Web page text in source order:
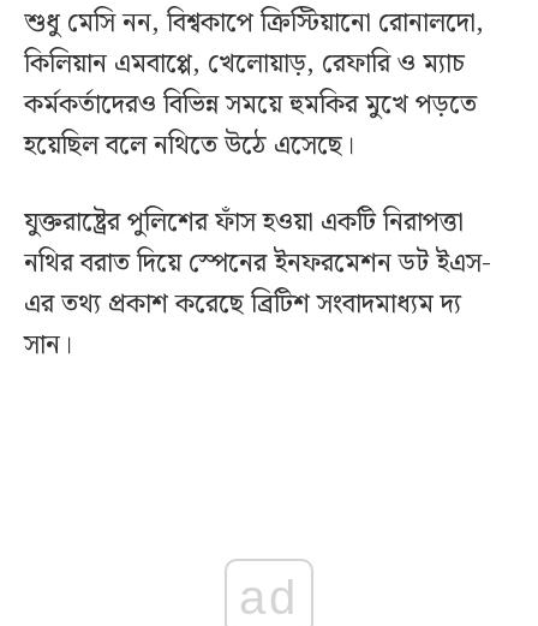
শুধু মেসি নন, বিশ্বকাপে ক্রিস্টিয়ানো রোনালদো,
কিলিয়ান এমবাপ্পে, খেলোয়াড়, রেফারি ও ম্যাচ
কর্মকর্তাদেরও বিভিন্ন সময়ে হুমকির মুখে পড়তে
হয়েছিল বলে নথিতে উঠে এসেছে।
যুক্তরাষ্ট্রের পুলিশের ফাঁস হওয়া একটি নিরাপত্তা
নথির বরাত দিয়ে স্পেনের ইনফরমেশন ডট ইএস-
এর তথ্য প্রকাশ করেছে ব্রিটিশ সংবাদমাধ্যম দ্য
সান।
ad